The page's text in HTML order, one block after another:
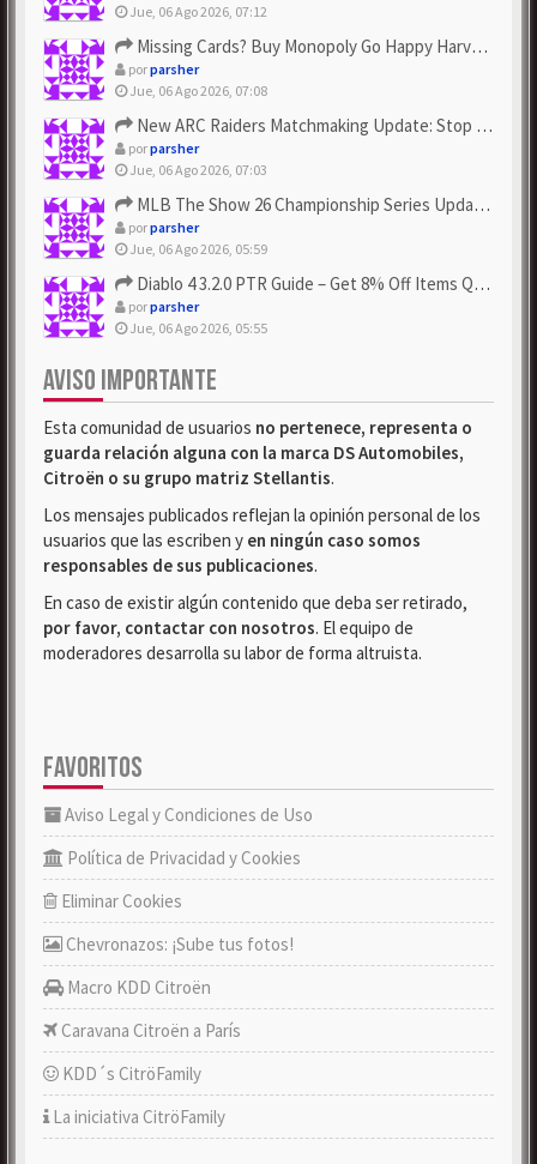
Jue, 06 Ago 2026, 07:12
Missing Cards? Buy Monopoly Go Happy Harvest with Looney Tun...
porparsher
Jue, 06 Ago 2026, 07:08
New ARC Raiders Matchmaking Update: Stop Failed - Grab Bluep...
porparsher
Jue, 06 Ago 2026, 07:03
MLB The Show 26 Championship Series Update! Get Cheap & ...
porparsher
Jue, 06 Ago 2026, 05:59
Diablo 4 3.2.0 PTR Guide – Get 8% Off Items Quickly to Test ...
porparsher
Jue, 06 Ago 2026, 05:55
AVISO IMPORTANTE
Esta comunidad de usuarios no pertenece, representa o
guarda relación alguna con la marca DS Automobiles,
Citroën o su grupo matriz Stellantis.
Los mensajes publicados reflejan la opinión personal de los
usuarios que las escriben y en ningún caso somos
responsables de sus publicaciones.
En caso de existir algún contenido que deba ser retirado,
por favor, contactar con nosotros. El equipo de
moderadores desarrolla su labor de forma altruista.
FAVORITOS
Aviso Legal y Condiciones de Uso
Política de Privacidad y Cookies
Eliminar Cookies
Chevronazos: ¡Sube tus fotos!
Macro KDD Citroën
Caravana Citroën a París
KDD´s CitröFamily
La iniciativa CitröFamily